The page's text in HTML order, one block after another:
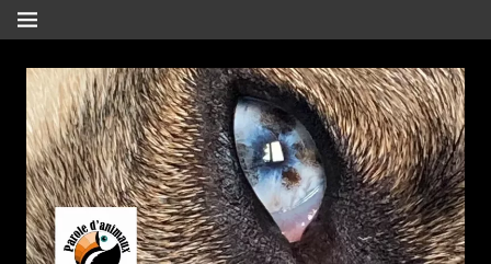
Aller
au
contenu
MENU